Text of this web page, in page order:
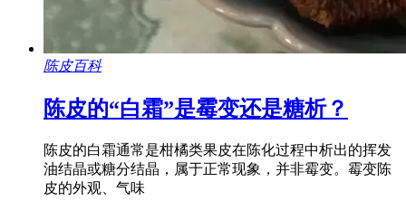
陈皮百科
陈皮的“白霜”是霉变还是糖析？
陈皮的白霜通常是柑橘类果皮在陈化过程中析出的挥发
油结晶或糖分结晶，属于正常现象，并非霉变。霉变陈
皮的外观、气味